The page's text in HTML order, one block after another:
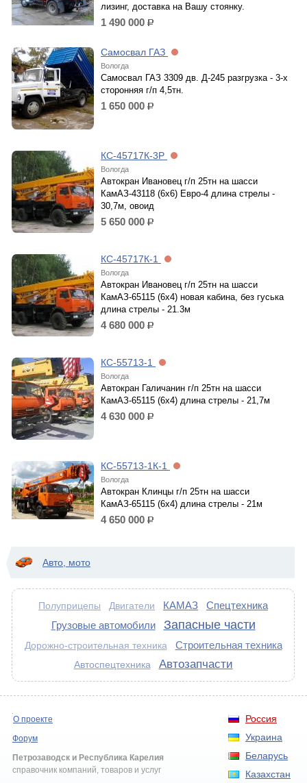
лизинг, доставка на Вашу стоянку.
1 490 000 р.
Самосвал ГАЗ
Вологда
Самосвал ГАЗ 3309 дв. Д-245 разгрузка - 3-х
сторонняя г/п 4,5тн.
1 650 000 р.
КС-45717К-3Р
Вологда
Автокран Ивановец г/п 25тн на шасси
КамАЗ-43118 (6х6) Евро-4 длина стрелы -
30,7м, овоид
5 650 000 р.
КС-45717К-1
Вологда
Автокран Ивановец г/п 25тн на шасси
КамАЗ-65115 (6х4) новая кабина, без гуська
длина стрелы - 21.3м
4 680 000 р.
КС-55713-1
Вологда
Автокран Галичанин г/п 25тн на шасси
КамАЗ-65115 (6х4) длина стрелы - 21,7м
4 630 000 р.
КС-55713-1К-1
Вологда
Автокран Клинцы г/п 25тн на шасси
КамАЗ-65115 (6х4) длина стрелы - 21м
4 650 000 р.
Авто, мото
Полуприцепы Двигатели КАМАЗ
Спецтехника
Грузовые автомобили
Запасные части
Дорожно-строительная техника Строительная техника
Автоспецтехника Автозапчасти
Россия
Украина
Беларусь
Казахстан
О проекте
Форум
Петрозаводск и Республика Карелия
справочник компаний, товаров и услуг